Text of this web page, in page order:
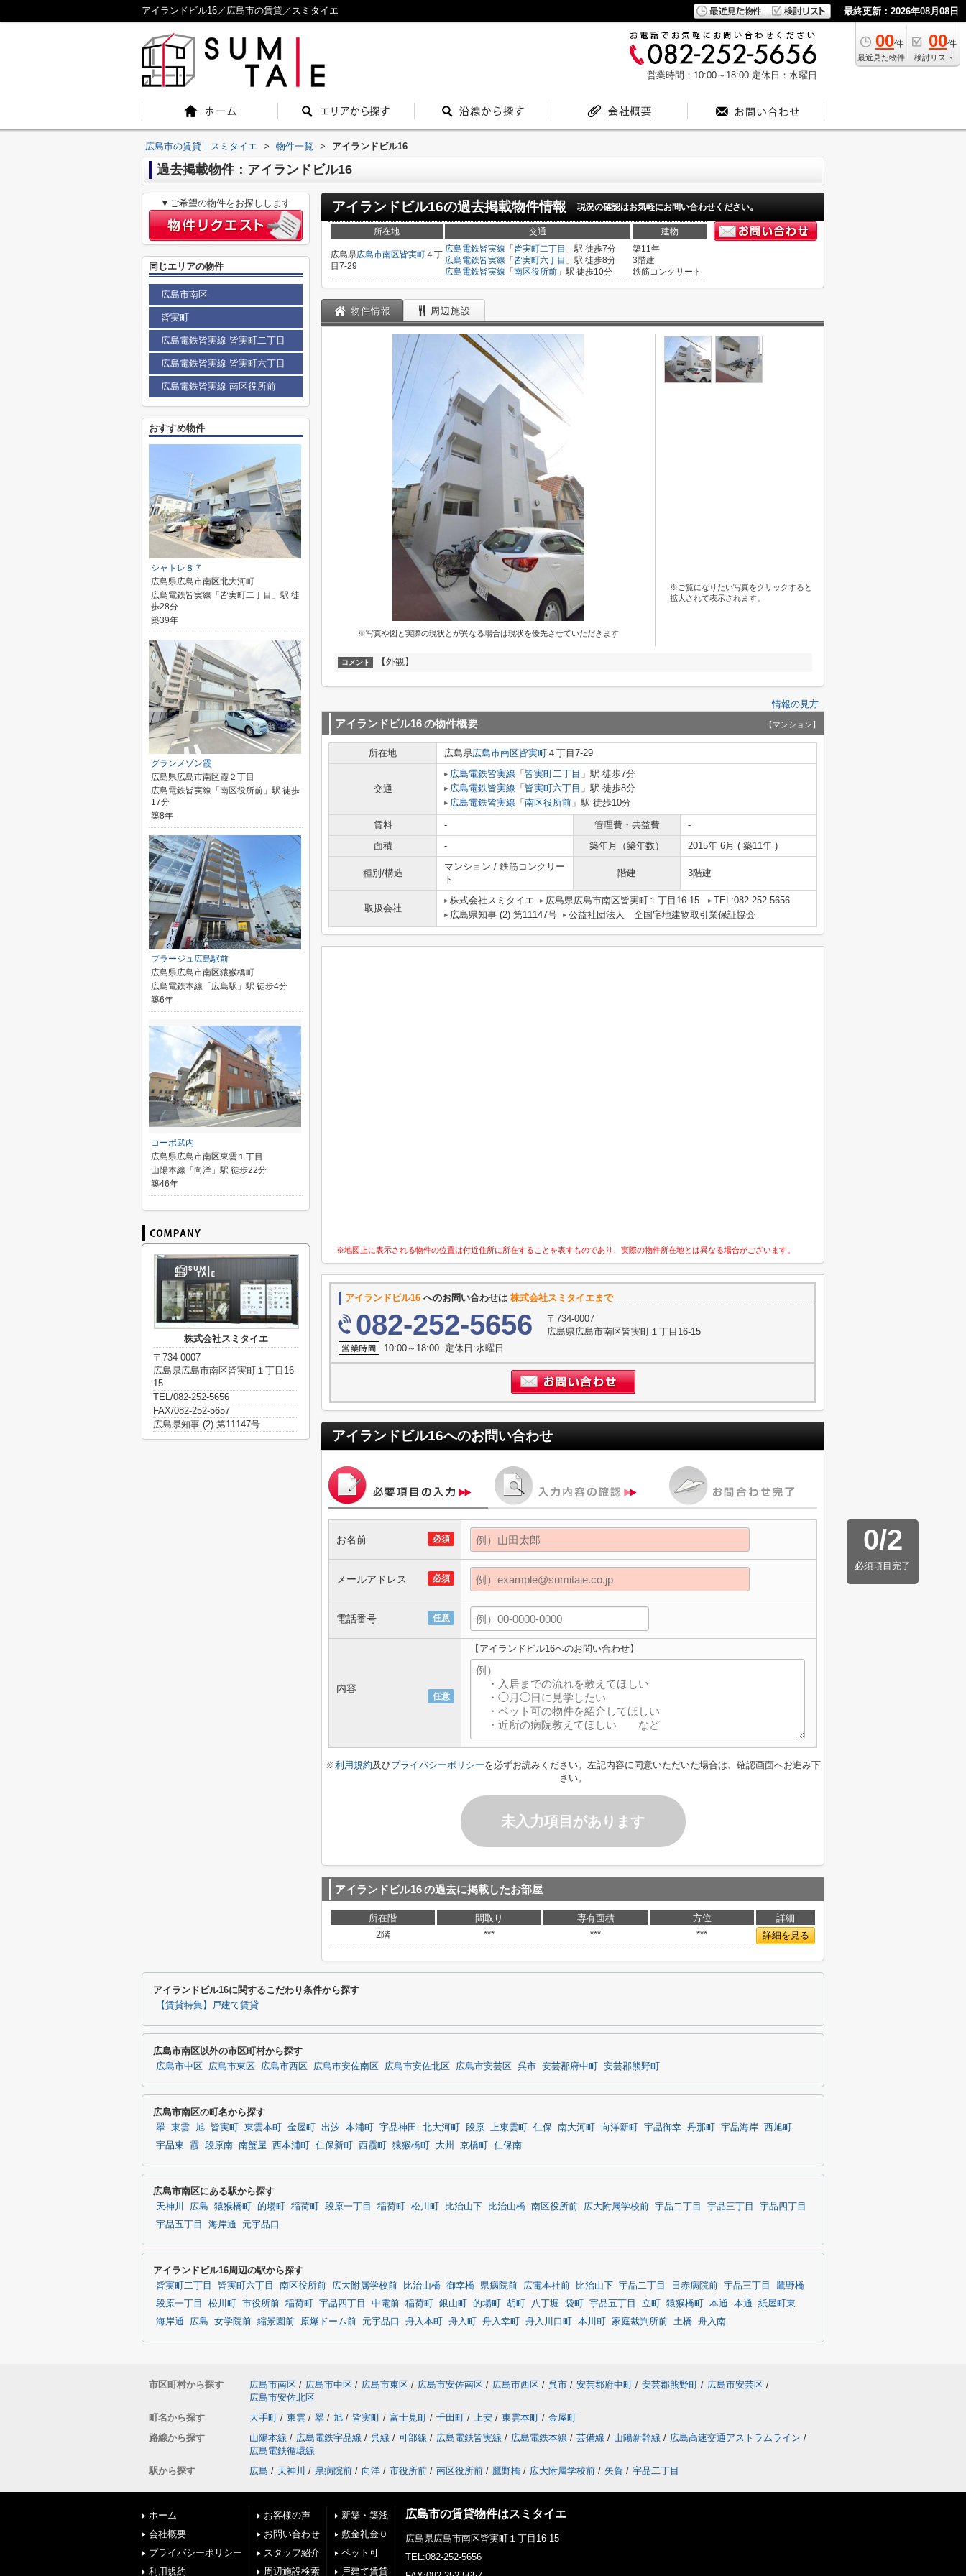
アイランドビル16／広島市の賃貸／スミタイエ 最終更新：2026年08月08日
00件
最近見た物件
00件
検討リスト
営業時間：10:00～18:00 定休日：水曜日
広島市の賃貸｜スミタイエ > 物件一覧 > アイランドビル16
過去掲載物件：アイランドビル16
アイランドビル16の過去掲載物件情報 現況の確認はお気軽にお問い合わせください。
所在地 交通 建物
広島県広島市南区皆実町４丁
目7-29
広島電鉄皆実線 「 皆実町二丁目 」駅 徒歩7分
広島電鉄皆実線 「 皆実町六丁目 」駅 徒歩8分
広島電鉄皆実線 「 南区役所前 」駅 徒歩10分
築11年
3階建
鉄筋コンクリート
物件情報 周辺施設
※写真や図と実際の現状とが異なる場合は現状を優先させていただきます
※ご覧になりたい写真をクリックすると
拡大されて表示されます。
コメント 【外観】
情報の見方
アイランドビル16の物件概要 【マンション】
所在地 広島県広島市南区皆実町 ４丁目7-29
交通
広島電鉄皆実線 「 皆実町二丁目 」駅 徒歩7分
広島電鉄皆実線 「 皆実町六丁目 」駅 徒歩8分
広島電鉄皆実線 「 南区役所前 」駅 徒歩10分
賃料 - 管理費・共益費
-
面積
- 築年月（築年数） 2015年 6月 ( 築11年 )
種別/構造
マンション / 鉄筋コンクリー
ト
階建 3階建
取扱会社
株式会社スミタイエ 広島県広島市南区皆実町１丁目16-15
TEL:082-252-5656
広島県知事 (2) 第11147号
公益社団法人 全国宅地建物取引業保証協会
※地図上に表示される物件の位置は付近住所に所在することを表すものであり、実際の物件所在地とは異なる場合がございます。
アイランドビル16 へのお問い合わせは 株式会社スミタイエまで
082-252-5656
〒734-0007
広島県広島市南区皆実町１丁目16-15
10:00～18:00 定休日:水曜日
アイランドビル16へのお問い合わせ
0/2
必須項目完了
必須
お名前
必須
メールアドレス
任意
電話番号
任意
内容
【アイランドビル16へのお問い合わせ】
※利用規約及びプライバシーポリシーを必ずお読みください。左記内容に同意いただいた場合は、確認画面へお進み下
さい。
未入力項目があります
アイランドビル16の過去に掲載したお部屋
所在階 間取り 専有面積 方位
詳細
2階
*** *** *** 詳細を見る
▼ご希望の物件をお探しします
同じエリアの物件
広島市南区
皆実町
広島電鉄皆実線 皆実町二丁目
広島電鉄皆実線 皆実町六丁目
広島電鉄皆実線 南区役所前
おすすめ物件
シャトレ８７
広島県広島市南区北大河町
広島電鉄皆実線「皆実町二丁目」駅 徒
歩28分
築39年
グランメゾン霞
広島県広島市南区霞２丁目
広島電鉄皆実線「南区役所前」駅 徒歩
17分
築8年
プラージュ広島駅前
広島県広島市南区猿猴橋町
広島電鉄本線「広島駅」駅 徒歩4分
築6年
コーポ武内
広島県広島市南区東雲１丁目
山陽本線「向洋」駅 徒歩22分
築46年
株式会社スミタイエ
〒734-0007
広島県広島市南区皆実町１丁目16-
15
TEL/082-252-5656
FAX/082-252-5657
広島県知事 (2) 第11147号
アイランドビル16に関するこだわり条件から探す
【賃貸特集】戸建て賃貸
広島市南区以外の市区町村から探す
広島市中区 広島市東区 広島市西区 広島市安佐南区 広島市安佐北区 広島市安芸区 呉市 安芸郡府中町 安芸郡熊野町
広島市南区の町名から探す
翠 東雲 旭 皆実町 東雲本町 金屋町 出汐 本浦町 宇品神田 北大河町 段原 上東雲町 仁保 南大河町 向洋新町 宇品御幸 丹那町 宇品海岸
西旭町
宇品東
霞 段原南 南蟹屋 西本浦町 仁保新町 西霞町 猿猴橋町 大州 京橋町 仁保南
広島市南区にある駅から探す
天神川 広島 猿猴橋町 的場町 稲荷町 段原一丁目 稲荷町 松川町 比治山下 比治山橋 南区役所前 広大附属学校前 宇品二丁目 宇品三丁目
宇品四丁目
宇品五丁目
海岸通 元宇品口
アイランドビル16周辺の駅から探す
皆実町二丁目 皆実町六丁目 南区役所前 広大附属学校前 比治山橋 御幸橋 県病院前 広電本社前 比治山下 宇品二丁目 日赤病院前 宇品三丁目
鷹野橋
段原一丁目
松川町 市役所前 稲荷町 宇品四丁目 中電前 稲荷町 銀山町 的場町 胡町 八丁堀 袋町 宇品五丁目 立町 猿猴橋町 本通 本通
紙屋町東
海岸通
広島 女学院前 縮景園前 原爆ドーム前 元宇品口 舟入本町 舟入町 舟入幸町 舟入川口町 本川町 家庭裁判所前 土橋 舟入南
市区町村から探す 広島市南区 / 広島市中区 / 広島市東区 / 広島市安佐南区 / 広島市西区 / 呉市 / 安芸郡府中町 / 安芸郡熊野町 / 広島市安芸区 /
広島市安佐北区
町名から探す
大手町 / 東雲 / 翠 / 旭 / 皆実町 / 富士見町 / 千田町 / 上安 / 東雲本町 / 金屋町
路線から探す
山陽本線 / 広島電鉄宇品線 / 呉線 / 可部線 / 広島電鉄皆実線 / 広島電鉄本線 / 芸備線 / 山陽新幹線 / 広島高速交通アストラムライン /
広島電鉄循環線
駅から探す
広島 / 天神川 / 県病院前 / 向洋 / 市役所前 / 南区役所前 / 鷹野橋 / 広大附属学校前 / 矢賀 / 宇品二丁目
ホーム
会社概要
プライバシーポリシー
利用規約
お客様の声
お問い合わせ
スタッフ紹介
周辺施設検索
新築・築浅
敷金礼金０
ペット可
戸建て賃貸
広島市の賃貸物件はスミタイエ
広島県広島市南区皆実町１丁目16-15
TEL:082-252-5656